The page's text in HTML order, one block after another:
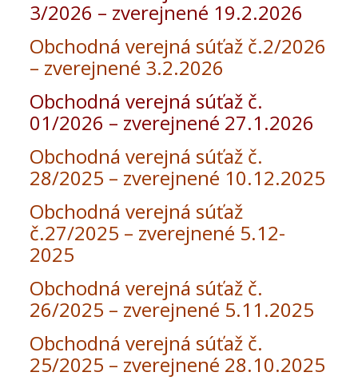
3/2026 – zverejnené 19.2.2026
Obchodná verejná súťaž č.2/2026
– zverejnené 3.2.2026
Obchodná verejná súťaž č.
01/2026 – zverejnené 27.1.2026
Obchodná verejná súťaž č.
28/2025 – zverejnené 10.12.2025
Obchodná verejná súťaž
č.27/2025 – zverejnené 5.12-
2025
Obchodná verejná súťaž č.
26/2025 – zverejnené 5.11.2025
Obchodná verejná súťaž č.
25/2025 – zverejnené 28.10.2025